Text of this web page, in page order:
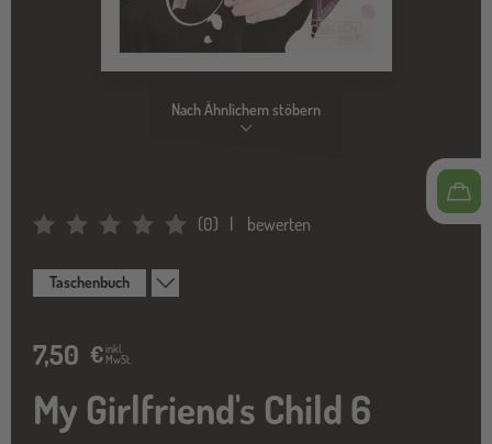
Nach Ähnlichem stöbern
Average Rating: 0 (0) bewerten
Taschenbuch
7,50 €inkl.
MwSt.
My Girlfriend's Child 6